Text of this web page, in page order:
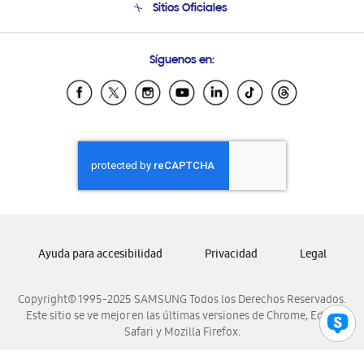
Condiciones de Compra
Soporte vía eMail
Sitios Oficiales
Samsung Ecuador
Samsung El Salvador
Samsung Honduras
Samsung Nicaragua
Samsung Panamá
Samsung Venezuela
Síguenos en:
Copyright© 1995-2025 SAMSUNG Todos los Derechos Reservados.
Este sitio se ve mejor en las últimas versiones de Chrome, Edge,
Safari y Mozilla Firefox.
Ayuda para accesibilidad Privacidad Legal